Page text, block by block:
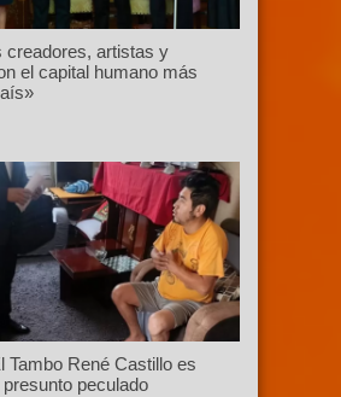
creadores, artistas y
el capital humano más
Tambo René Castillo es
peculado